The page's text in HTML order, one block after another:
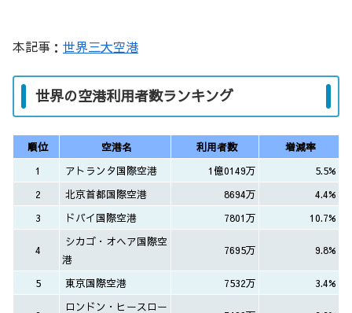
本記事： 世界三大空港
世界の空港利用者数ランキング
順位 空港名 利用者数
増減率
1
アトランタ国際空港 1億0149万
5.5%
2
北京首都国際空港 8694万
4.4%
3
ドバイ国際空港 7801万 10.7%
4
シカゴ・オヘア国際空
港
7695万 9.8%
5 東京国際空港 7532万 3.4%
ロンドン・ヒースロー